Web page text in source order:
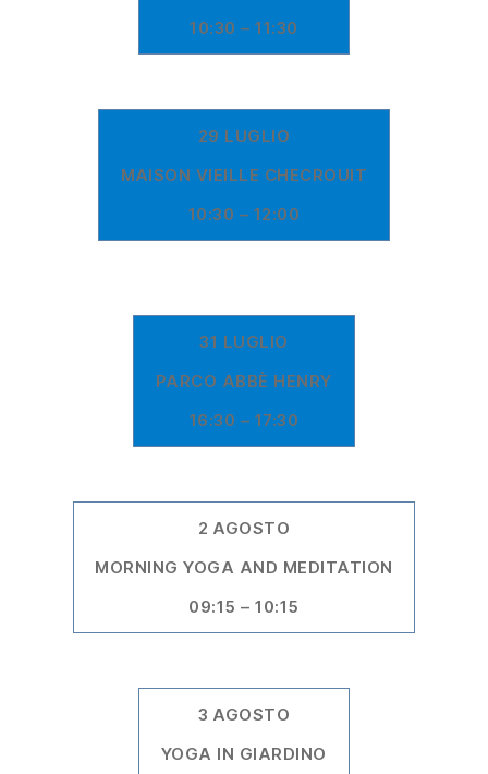
10:30 – 11:30
29 LUGLIO
MAISON VIEILLE CHECROUIT
10:30 – 12:00
31 LUGLIO
PARCO ABBÈ HENRY
16:30 – 17:30
2 AGOSTO
MORNING YOGA AND MEDITATION
09:15 – 10:15
3 AGOSTO
YOGA IN GIARDINO